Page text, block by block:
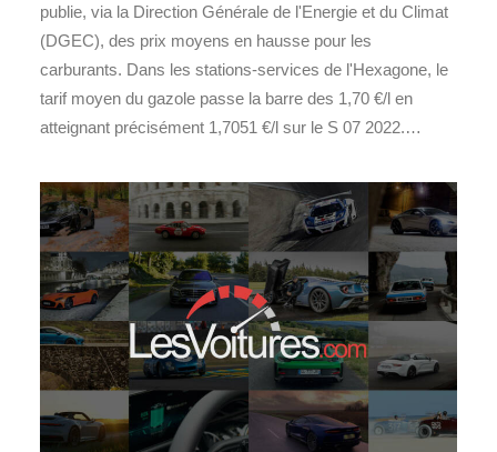
publie, via la Direction Générale de l'Energie et du Climat
(DGEC), des prix moyens en hausse pour les
carburants. Dans les stations-services de l'Hexagone, le
tarif moyen du gazole passe la barre des 1,70 €/l en
atteignant précisément 1,7051 €/l sur le S 07 2022.…